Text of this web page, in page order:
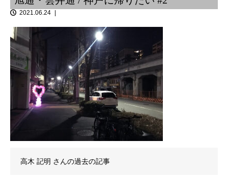
2021.06.24
高木 記明 さんの過去の記事